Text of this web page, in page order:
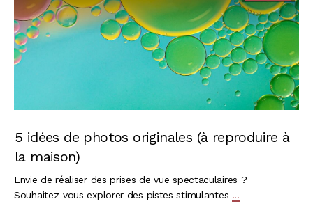
5 idées de photos originales (à reproduire à
la maison)
Envie de réaliser des prises de vue spectaculaires ?
Souhaitez-vous explorer des pistes stimulantes ...